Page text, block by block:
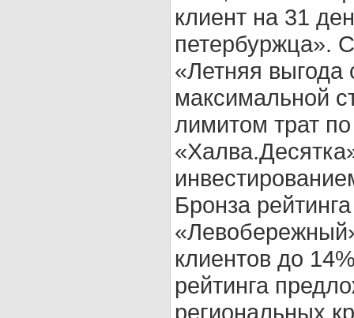
клиент на 31
петербуржца».
«Летняя выгода
максимальной
лимитом трат
Бронза
клиентов до
рейтинга
региональных